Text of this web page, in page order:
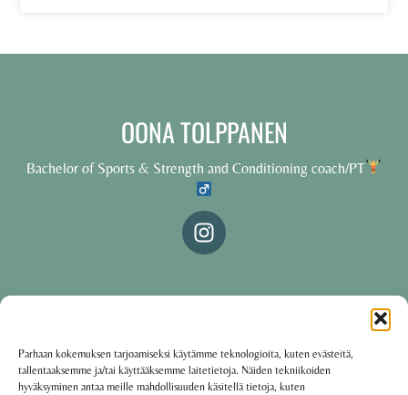
Parhaan kokemuksen tarjoamiseksi käytämme teknologioita, kuten evästeitä,
tallentaaksemme ja/tai käyttääksemme laitetietoja. Näiden tekniikoiden
hyväksyminen antaa meille mahdollisuuden käsitellä tietoja, kuten
OONA TOLPPANEN
Bachelor of Sports & Strength and Conditioning coach/PT
Käyttöehdot·Tietosuojakäytäntö